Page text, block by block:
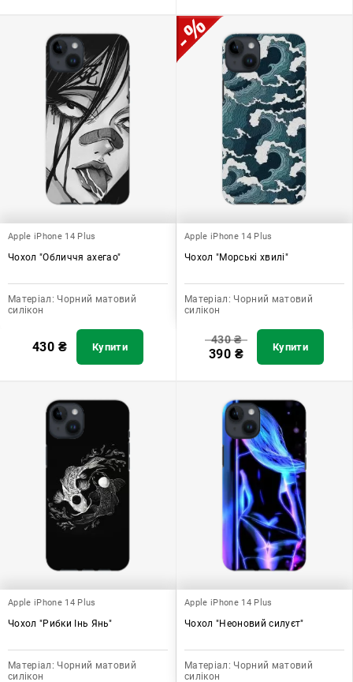
Apple iPhone 14 Plus
Чохол "Обличчя ахегао"
Матеріал: Чорний матовий
силікон
430 ₴ Купити
Apple iPhone 14 Plus
Чохол "Морські хвилі"
Матеріал: Чорний матовий
силікон
430₴
390 ₴ Купити
Apple iPhone 14 Plus
Чохол "Рибки Інь Янь"
Матеріал: Чорний матовий
силікон
Apple iPhone 14 Plus
Чохол "Неоновий силуєт"
Матеріал: Чорний матовий
силікон